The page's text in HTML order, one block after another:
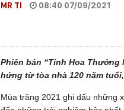
MR TI 08:40 07/09/2021
Phiên bản “Tinh Hoa
hứng từ tòa nhà 120 năm
Mùa trăng 2021 ghi dấu những